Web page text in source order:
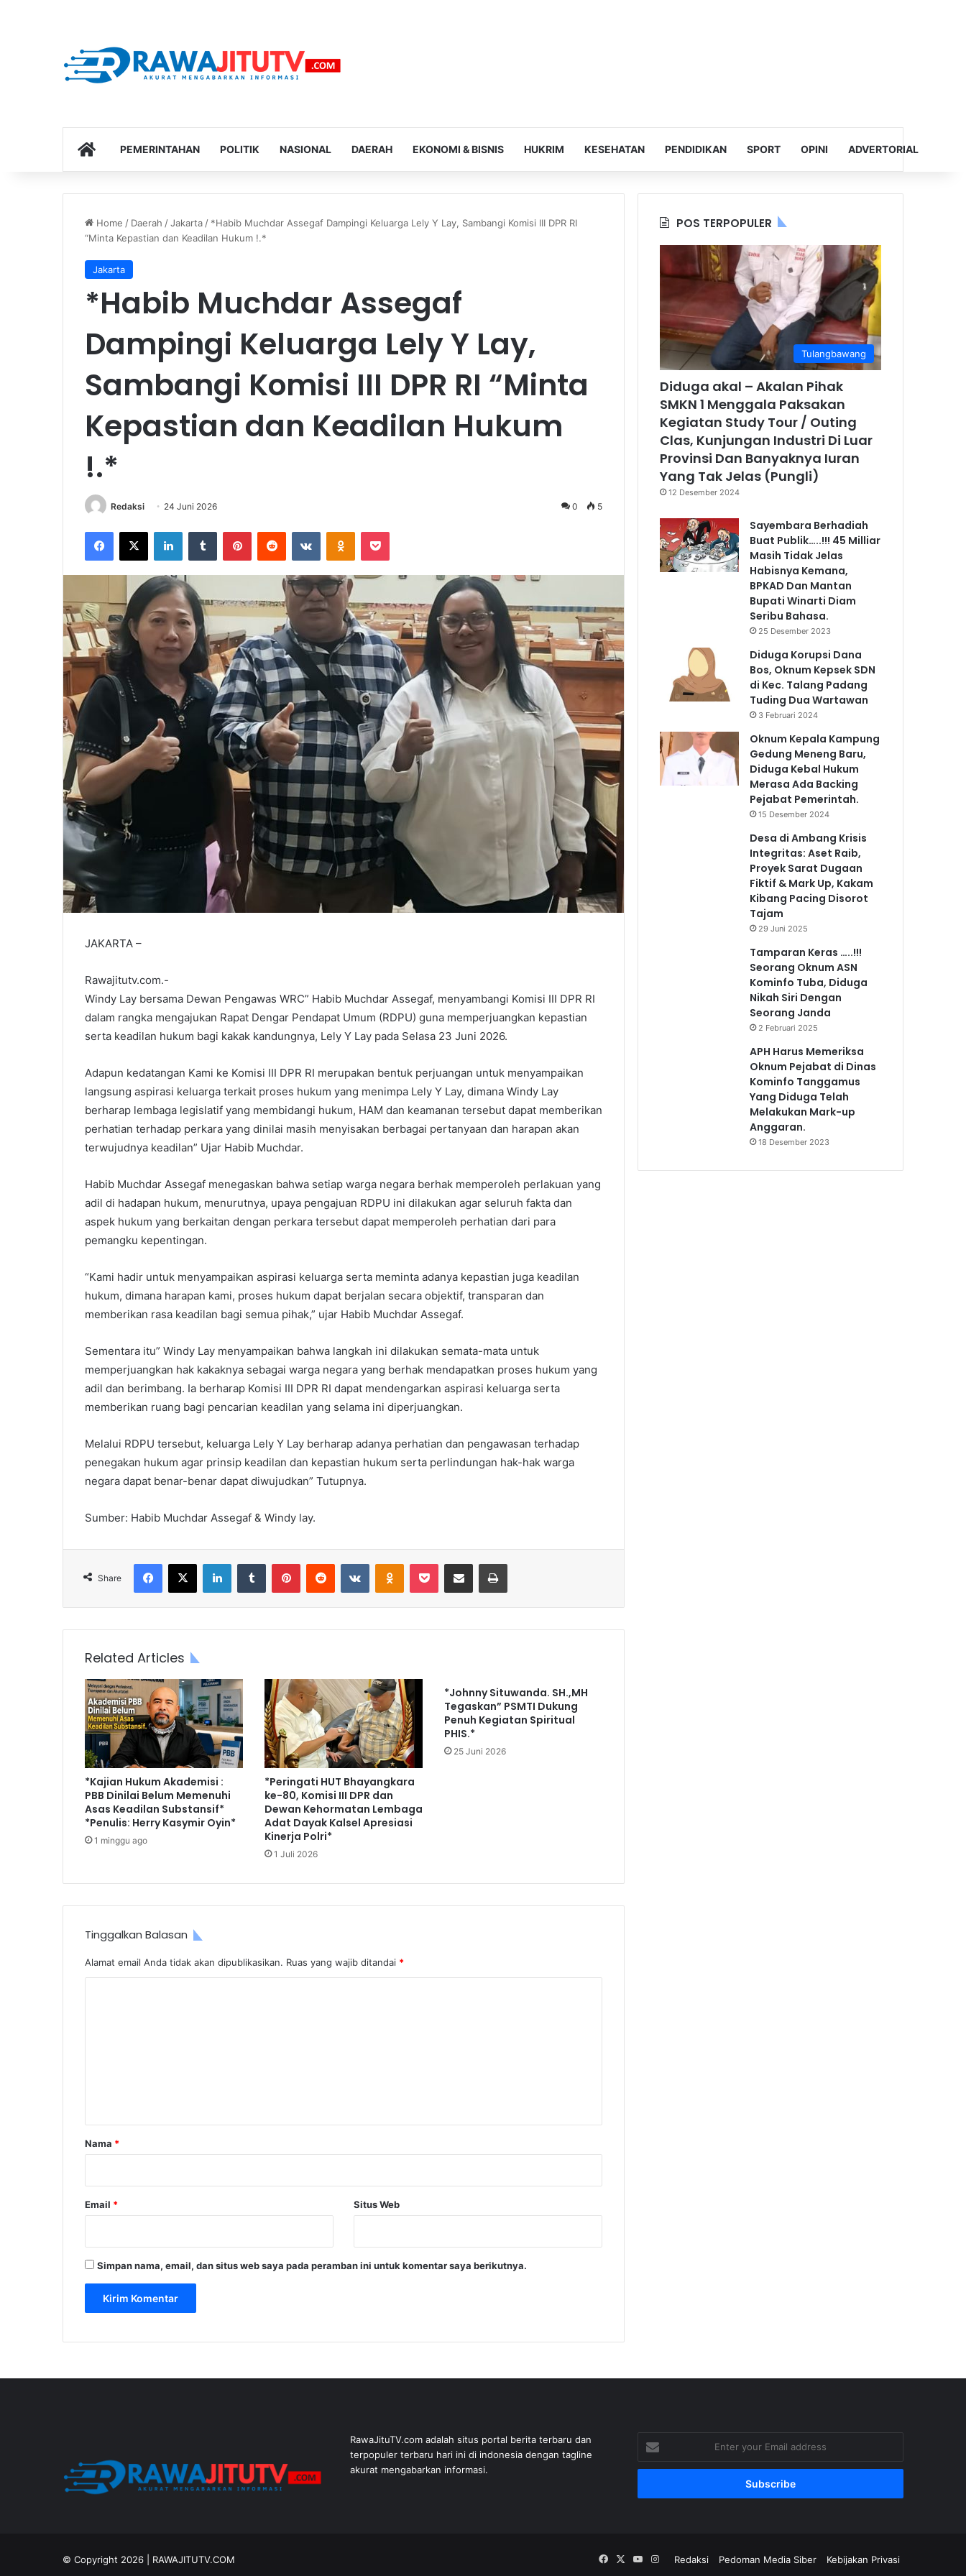
HOMEPEMERINTAHAN POLITIK NASIONAL DAERAH EKONOMI & BISNIS HUKRIM KESEHATAN PENDIDIKAN SPORT OPINI ADVERTORIAL
Home / Daerah /Jakarta / *Habib Muchdar Assegaf Dampingi Keluarga Lely Y Lay, Sambangi Komisi III DPR RI
“Minta Kepastian dan Keadilan Hukum !.*
Jakarta
*Habib Muchdar Assegaf
Dampingi Keluarga Lely Y Lay,
Sambangi Komisi III DPR RI “Minta
Kepastian dan Keadilan Hukum
!.*
Redaksi 24 Juni 2026 0 5
Facebook
X LinkedInTumblr PinterestReddit VKontakteOdnoklassniki
Pocket
JAKARTA –
Rawajitutv.com.-
Windy Lay bersama Dewan Pengawas WRC” Habib Muchdar Assegaf, menyambangi Komisi III DPR RI
dalam rangka mengajukan Rapat Dengar Pendapat Umum (RDPU) guna memperjuangkan kepastian
serta keadilan hukum bagi kakak kandungnya, Lely Y Lay pada Selasa 23 Juni 2026.
Adapun kedatangan Kami ke Komisi III DPR RI merupakan bentuk perjuangan untuk menyampaikan
langsung aspirasi keluarga terkait proses hukum yang menimpa Lely Y Lay, dimana Windy Lay
berharap lembaga legislatif yang membidangi hukum, HAM dan keamanan tersebut dapat memberikan
perhatian terhadap perkara yang dinilai masih menyisakan berbagai pertanyaan dan harapan akan
terwujudnya keadilan” Ujar Habib Muchdar.
Habib Muchdar Assegaf menegaskan bahwa setiap warga negara berhak memperoleh perlakuan yang
adil di hadapan hukum, menurutnya, upaya pengajuan RDPU ini dilakukan agar seluruh fakta dan
aspek hukum yang berkaitan dengan perkara tersebut dapat memperoleh perhatian dari para
pemangku kepentingan.
“Kami hadir untuk menyampaikan aspirasi keluarga serta meminta adanya kepastian juga keadilan
hukum, dimana harapan kami, proses hukum dapat berjalan secara objektif, transparan dan
memberikan rasa keadilan bagi semua pihak,” ujar Habib Muchdar Assegaf.
Sementara itu” Windy Lay menyampaikan bahwa langkah ini dilakukan semata-mata untuk
memperjuangkan hak kakaknya sebagai warga negara yang berhak mendapatkan proses hukum yang
adil dan berimbang. Ia berharap Komisi III DPR RI dapat mendengarkan aspirasi keluarga serta
memberikan ruang bagi pencarian keadilan yang selama ini diperjuangkan.
Melalui RDPU tersebut, keluarga Lely Y Lay berharap adanya perhatian dan pengawasan terhadap
penegakan hukum agar prinsip keadilan dan kepastian hukum serta perlindungan hak-hak warga
negara dapat benar-benar dapat diwujudkan” Tutupnya.
Sumber: Habib Muchdar Assegaf & Windy lay.
Share
Facebook
X LinkedInTumblr PinterestReddit VKontakteOdnoklassniki
Pocket Share via Email Print
Related Articles
*Kajian Hukum Akademisi :
PBB Dinilai Belum Memenuhi
Asas Keadilan Substansif*
*Penulis: Herry Kasymir Oyin*
1 minggu ago
*Peringati HUT Bhayangkara
ke-80, Komisi III DPR dan
Dewan Kehormatan Lembaga
Adat Dayak Kalsel Apresiasi
Kinerja Polri*
1 Juli 2026
*Johnny Situwanda. SH.,MH
Tegaskan” PSMTI Dukung
Penuh Kegiatan Spiritual
PHIS.*
25 Juni 2026
Tinggalkan Balasan
Alamat email Anda tidak akan dipublikasikan. Ruas yang wajib ditandai *
r
Nama *
Email * Situs Web
Simpan nama, email, dan situs web saya pada peramban ini untuk komentar saya berikutnya.
POS TERPOPULER
Tulangbawang
Diduga akal – Akalan Pihak
SMKN 1 Menggala Paksakan
Kegiatan Study Tour / Outing
Clas, Kunjungan Industri Di Luar
Provinsi Dan Banyaknya Iuran
Yang Tak Jelas (Pungli)
12 Desember 2024
Sayembara Berhadiah
Buat Publik…..!!! 45 Milliar
Masih Tidak Jelas
Habisnya Kemana,
BPKAD Dan Mantan
Bupati Winarti Diam
Seribu Bahasa.
25 Desember 2023
Diduga Korupsi Dana
Bos, Oknum Kepsek SDN
di Kec. Talang Padang
Tuding Dua Wartawan
3 Februari 2024
Oknum Kepala Kampung
Gedung Meneng Baru,
Diduga Kebal Hukum
Merasa Ada Backing
Pejabat Pemerintah.
15 Desember 2024
Desa di Ambang Krisis
Integritas: Aset Raib,
Proyek Sarat Dugaan
Fiktif & Mark Up, Kakam
Kibang Pacing Disorot
Tajam
29 Juni 2025
Tamparan Keras …..!!!
Seorang Oknum ASN
Kominfo Tuba, Diduga
Nikah Siri Dengan
Seorang Janda
2 Februari 2025
APH Harus Memeriksa
Oknum Pejabat di Dinas
Kominfo Tanggamus
Yang Diduga Telah
Melakukan Mark-up
Anggaran.
18 Desember 2023
RawaJituTV.com adalah situs portal berita terbaru dan
terpopuler terbaru hari ini di indonesia dengan tagline
akurat mengabarkan informasi.
your
Email
© Copyright 2026 | RAWAJITUTV.COM Redaksi Pedoman Media Siber Kebijakan Privasi
Facebook
X YouTube
Instagram